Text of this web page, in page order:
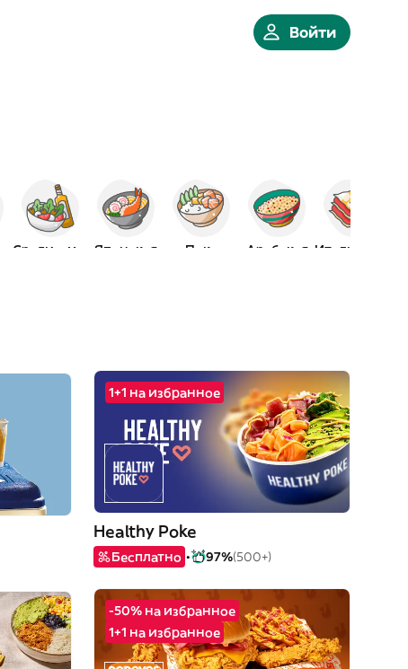
Войти
Японская Поке Арабская
1+1 на избранное
Healthy Poke
Бесплатно 97%(500+)
-50% на избранное
1+1 на избранное